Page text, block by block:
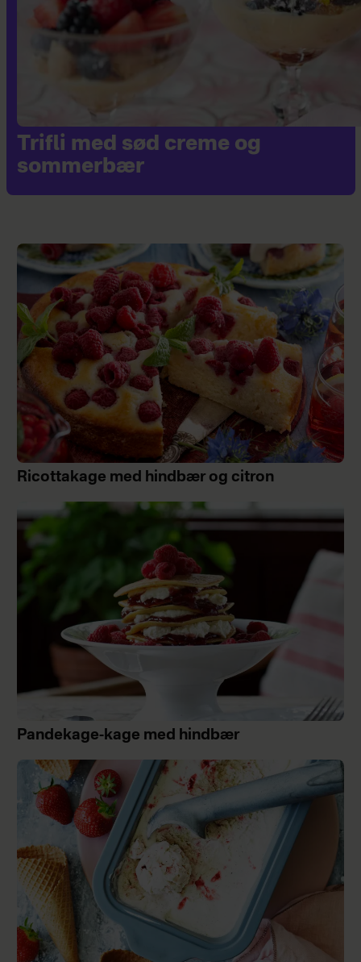
Trifli med sød creme og
sommerbær
Ricottakage med hindbær og citron
Pandekage-kage med hindbær